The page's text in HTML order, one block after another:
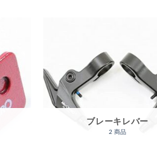
ブレーキレバー
2 商品